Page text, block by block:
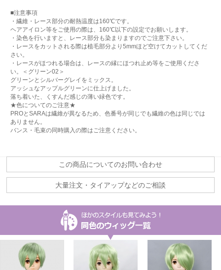
■注意事項
・繊維・レース部分の耐熱温度は160℃です。
ヘアアイロン等をご使用の際は、160℃以下の設定でお願いします。
・染色を行いますと、レース部分も染まりますのでご注意下さい。
・レースをカットされる際は植毛部分より5mmほど空けてカットしてくだ
さい。
・レースがほつれる場合は、レースの縁にほつれ止め等をご使用くださ
い。＜グリーン02＞
グリーンとシルバーグレイをミックス。
アッシュなアップルグリーンに仕上げました。
落ち着いた、くすんだ感じの薄い緑色です。
★色についてのご注意★
PROとSARAは繊維が異なるため、色番号が同じでも繊維の色は同じでは
ありません。
バンス・毛束の同時購入の際はご注意ください。
この商品についてのお問い合わせ
大量注文・タイアップなどのご相談